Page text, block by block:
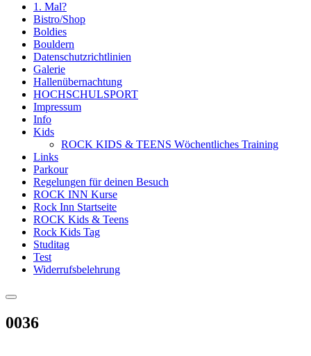
1. Mal?
Bistro/Shop
Boldies
Bouldern
Datenschutzrichtlinien
Galerie
Hallenübernachtung
HOCHSCHULSPORT
Impressum
Info
Kids
ROCK KIDS & TEENS Wöchentliches Training
Links
Parkour
Regelungen für deinen Besuch
ROCK INN Kurse
Rock Inn Startseite
ROCK Kids & Teens
Rock Kids Tag
Studitag
Test
Widerrufsbelehrung
0036